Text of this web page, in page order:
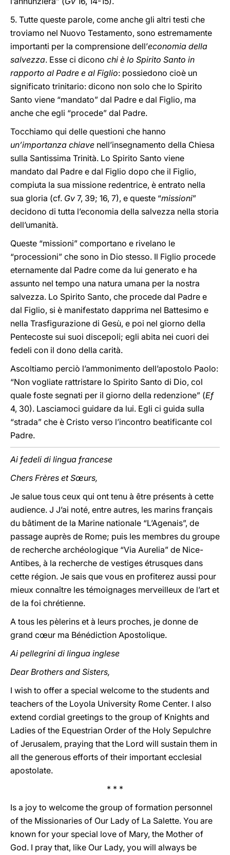
5. Tutte queste parole, come anche gli altri testi che
troviamo nel Nuovo Testamento, sono estremamente
importanti per la comprensione dell’economia della
salvezza. Esse ci dicono chi è lo Spirito Santo in
rapporto al Padre e al Figlio: possiedono cioè un
significato trinitario: dicono non solo che lo Spirito
Santo viene “mandato” dal Padre e dal Figlio, ma
anche che egli “procede” dal Padre.
Tocchiamo qui delle questioni che hanno
un’importanza chiave nell’insegnamento della Chiesa
sulla Santissima Trinità. Lo Spirito Santo viene
mandato dal Padre e dal Figlio dopo che il Figlio,
compiuta la sua missione redentrice, è entrato nella
sua gloria (cf. Gv 7, 39; 16, 7), e queste “missioni”
decidono di tutta l’economia della salvezza nella storia
dell’umanità.
Queste “missioni” comportano e rivelano le
“processioni” che sono in Dio stesso. Il Figlio procede
eternamente dal Padre come da lui generato e ha
assunto nel tempo una natura umana per la nostra
salvezza. Lo Spirito Santo, che procede dal Padre e
dal Figlio, si è manifestato dapprima nel Battesimo e
nella Trasfigurazione di Gesù, e poi nel giorno della
Pentecoste sui suoi discepoli; egli abita nei cuori dei
fedeli con il dono della carità.
Ascoltiamo perciò l’ammonimento dell’apostolo Paolo:
“Non vogliate rattristare lo Spirito Santo di Dio, col
quale foste segnati per il giorno della redenzione” (Ef
4, 30). Lasciamoci guidare da lui. Egli ci guida sulla
“strada” che è Cristo verso l’incontro beatificante col
Padre.
Ai fedeli di lingua francese
Chers Frères et Sœurs,
Je salue tous ceux qui ont tenu à être présents à cette
audience. J J’ai noté, entre autres, les marins français
du bâtiment de la Marine nationale “L’Agenais”, de
passage auprès de Rome; puis les membres du groupe
de recherche archéologique “Via Aurelia” de Nice-
Antibes, à la recherche de vestiges étrusques dans
cette région. Je sais que vous en profiterez aussi pour
mieux connaître les témoignages merveilleux de l’art et
de la foi chrétienne.
A tous les pèlerins et à leurs proches, je donne de
grand cœur ma Bénédiction Apostolique.
Ai pellegrini di lingua inglese
Dear Brothers and Sisters,
I wish to offer a special welcome to the students and
teachers of the Loyola University Rome Center. I also
extend cordial greetings to the group of Knights and
Ladies of the Equestrian Order of the Holy Sepulchre
of Jerusalem, praying that the Lord will sustain them in
all the generous efforts of their important ecclesial
apostolate.
* * *
Is a joy to welcome the group of formation personnel
of the Missionaries of Our Lady of La Salette. You are
known for your special love of Mary, the Mother of
God. I pray that, like Our Lady, you will always be